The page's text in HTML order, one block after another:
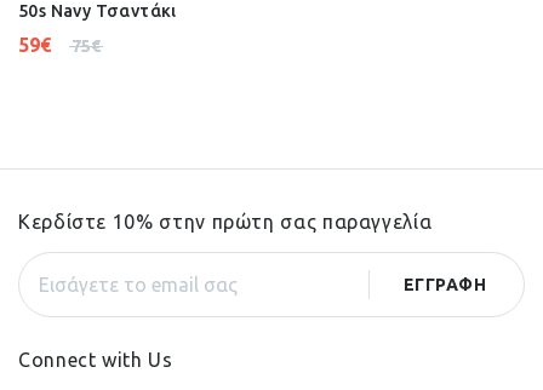
50s Navy Τσαντάκι
75€
59€
Κερδίστε 10% στην πρώτη σας παραγγελία
Connect with Us